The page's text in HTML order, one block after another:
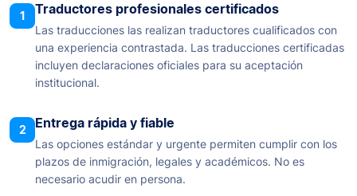
1 Traductores profesionales certificados
Las traducciones las realizan traductores cualificados con
una experiencia contrastada. Las traducciones certificadas
incluyen declaraciones oficiales para su aceptación
institucional.
2 Entrega rápida y fiable
Las opciones estándar y urgente permiten cumplir con los
plazos de inmigración, legales y académicos. No es
necesario acudir en persona.